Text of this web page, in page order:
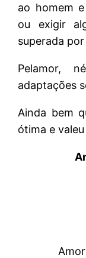
ao homem
ou exigir
superada
Pelamor,
adaptações
Ainda bem
ótima e